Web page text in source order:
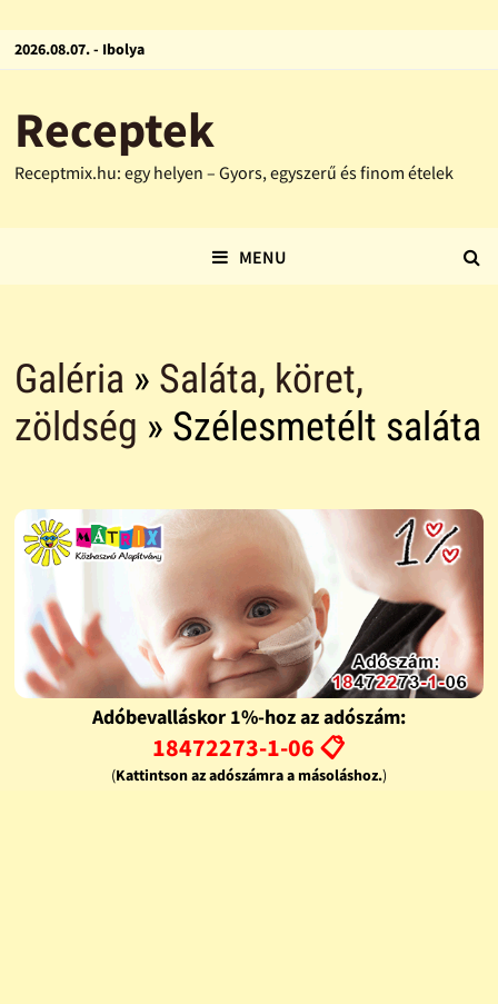
2026.08.07. - Ibolya
Receptek
Receptmix.hu: egy helyen – Gyors, egyszerű és finom ételek
MENU
Galéria » Saláta, köret,
zöldség » Szélesmetélt saláta
Adóbevalláskor 1%-hoz az adószám:
18472273-1-06 📋
(Kattintson az adószámra a másoláshoz.)